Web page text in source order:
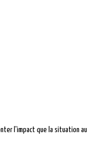
l'impact que la situation au